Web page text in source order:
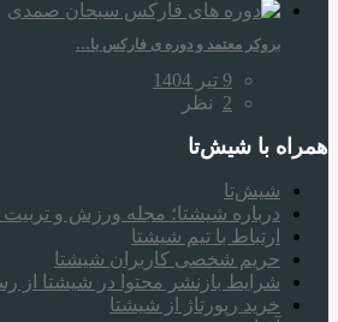
بروکر معتمد و دوره‌ ی فارکس با…
9 تیر 1404
2 نظر
همراه‌ با شیش‌تا
شیش‌تا
درباره شیشتا؛ مجله ورزش و تربیت
ارتباط با تیم شیشتا
حریم شخصی کاربران شیشتا
شرایط بازنشر محتوا در شیشتا از
خرید رپورتاژ از شیشتا